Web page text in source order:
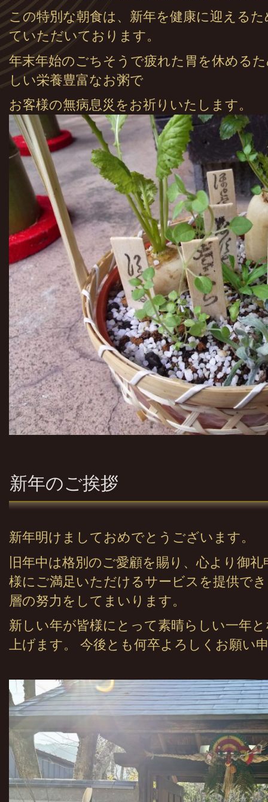
この特別な朝食は、新年を健康に迎える
ていただいております。
年末年始のごちそうで疲れた胃を休める
しい栄養豊富なお粥で
お客様の無病息災をお祈りいたします。
新年のご挨拶
新年明けましておめでとうございます。
旧年中は格別のご愛顧を賜り、心より御
様にご満足いただけるサービスを提供で
層の努力をしてまいります。
新しい年が皆様にとって素晴らしい一年
上げます。 今後とも何卒よろしくお願い